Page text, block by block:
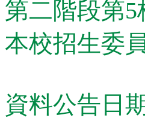
第二階段第
本校招生委
資料公告日